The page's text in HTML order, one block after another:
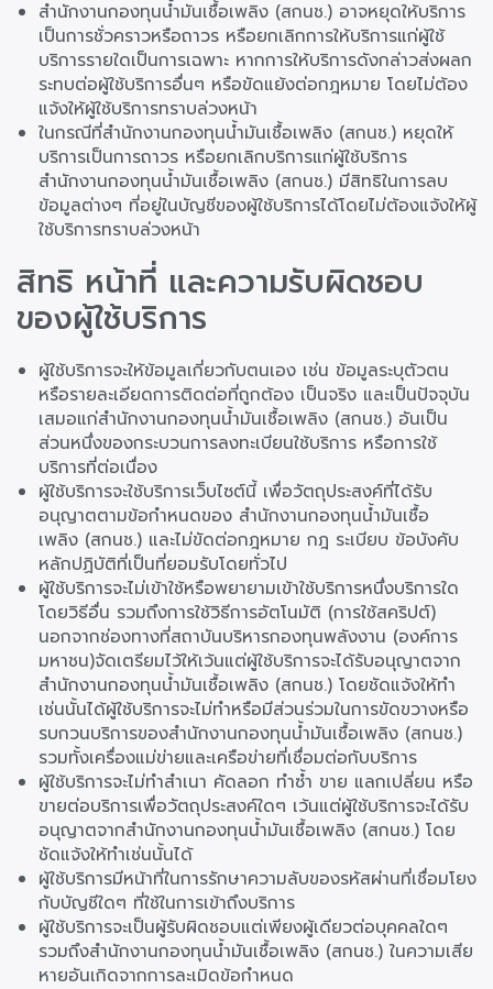
สำนักงานกองทุนน้ำมันเชื้อเพลิง (สกนช.) อาจหยุดให้บริการ
เป็นการชั่วคราวหรือถาวร หรือยกเลิกการให้บริการแก่ผู้ใช้
บริการรายใดเป็นการเฉพาะ หากการให้บริการดังกล่าวส่งผลก
ระทบต่อผู้ใช้บริการอื่นๆ หรือขัดแย้งต่อกฎหมาย โดยไม่ต้อง
แจ้งให้ผู้ใช้บริการทราบล่วงหน้า
ในกรณีที่สำนักงานกองทุนน้ำมันเชื้อเพลิง (สกนช.) หยุดให้
บริการเป็นการถาวร หรือยกเลิกบริการแก่ผู้ใช้บริการ
สำนักงานกองทุนน้ำมันเชื้อเพลิง (สกนช.) มีสิทธิในการลบ
ข้อมูลต่างๆ ที่อยู่ในบัญชีของผู้ใช้บริการได้โดยไม่ต้องแจ้งให้ผู้
ใช้บริการทราบล่วงหน้า
สิทธิ หน้าที่ และความรับผิดชอบ
ของผู้ใช้บริการ
ผู้ใช้บริการจะให้ข้อมูลเกี่ยวกับตนเอง เช่น ข้อมูลระบุตัวตน
หรือรายละเอียดการติดต่อที่ถูกต้อง เป็นจริง และเป็นปัจจุบัน
เสมอแก่สำนักงานกองทุนน้ำมันเชื้อเพลิง (สกนช.) อันเป็น
ส่วนหนึ่งของกระบวนการลงทะเบียนใช้บริการ หรือการใช้
บริการที่ต่อเนื่อง
ผู้ใช้บริการจะใช้บริการเว็บไซต์นี้ เพื่อวัตถุประสงค์ที่ได้รับ
อนุญาตตามข้อกำหนดของ สำนักงานกองทุนน้ำมันเชื้อ
เพลิง (สกนช.) และไม่ขัดต่อกฎหมาย กฎ ระเบียบ ข้อบังคับ
หลักปฏิบัติที่เป็นที่ยอมรับโดยทั่วไป
ผู้ใช้บริการจะไม่เข้าใช้หรือพยายามเข้าใช้บริการหนึ่งบริการใด
โดยวิธีอื่น รวมถึงการใช้วิธีการอัตโนมัติ (การใช้สคริปต์)
นอกจากช่องทางที่สถาบันบริหารกองทุนพลังงาน (องค์การ
มหาชน)จัดเตรียมไว้ให้เว้นแต่ผู้ใช้บริการจะได้รับอนุญาตจาก
สำนักงานกองทุนน้ำมันเชื้อเพลิง (สกนช.) โดยชัดแจ้งให้ทำ
เช่นนั้นได้ผู้ใช้บริการจะไม่ทำหรือมีส่วนร่วมในการขัดขวางหรือ
รบกวนบริการของสำนักงานกองทุนน้ำมันเชื้อเพลิง (สกนช.)
รวมทั้งเครื่องแม่ข่ายและเครือข่ายที่เชื่อมต่อกับบริการ
ผู้ใช้บริการจะไม่ทำสำเนา คัดลอก ทำซ้ำ ขาย แลกเปลี่ยน หรือ
ขายต่อบริการเพื่อวัตถุประสงค์ใดๆ เว้นแต่ผู้ใช้บริการจะได้รับ
อนุญาตจากสำนักงานกองทุนน้ำมันเชื้อเพลิง (สกนช.) โดย
ชัดแจ้งให้ทำเช่นนั้นได้
ผู้ใช้บริการมีหน้าที่ในการรักษาความลับของรหัสผ่านที่เชื่อมโยง
กับบัญชีใดๆ ที่ใช้ในการเข้าถึงบริการ
ผู้ใช้บริการจะเป็นผู้รับผิดชอบแต่เพียงผู้เดียวต่อบุคคลใดๆ
รวมถึงสำนักงานกองทุนน้ำมันเชื้อเพลิง (สกนช.) ในความเสีย
หายอันเกิดจากการละเมิดข้อกำหนด